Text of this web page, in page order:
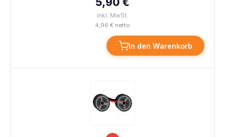
inkl. MwSt.
4,96 € netto
In den Warenkorb